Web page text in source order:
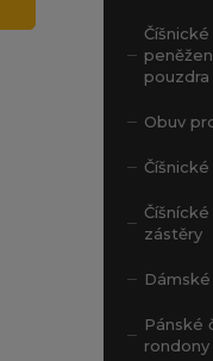
pouzdra
Obuv
zástěry
Pánské
rondony